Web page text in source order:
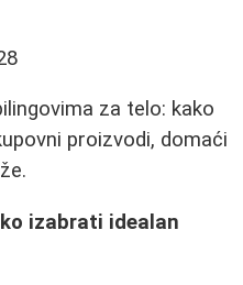
za telo: kako
proizvodi, domaći
izabrati idealan